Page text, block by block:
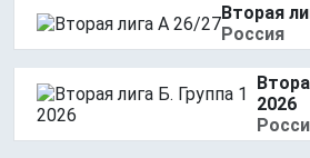
Вторая
Россия
2026